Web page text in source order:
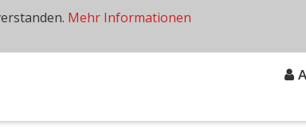
Mehr Informationen